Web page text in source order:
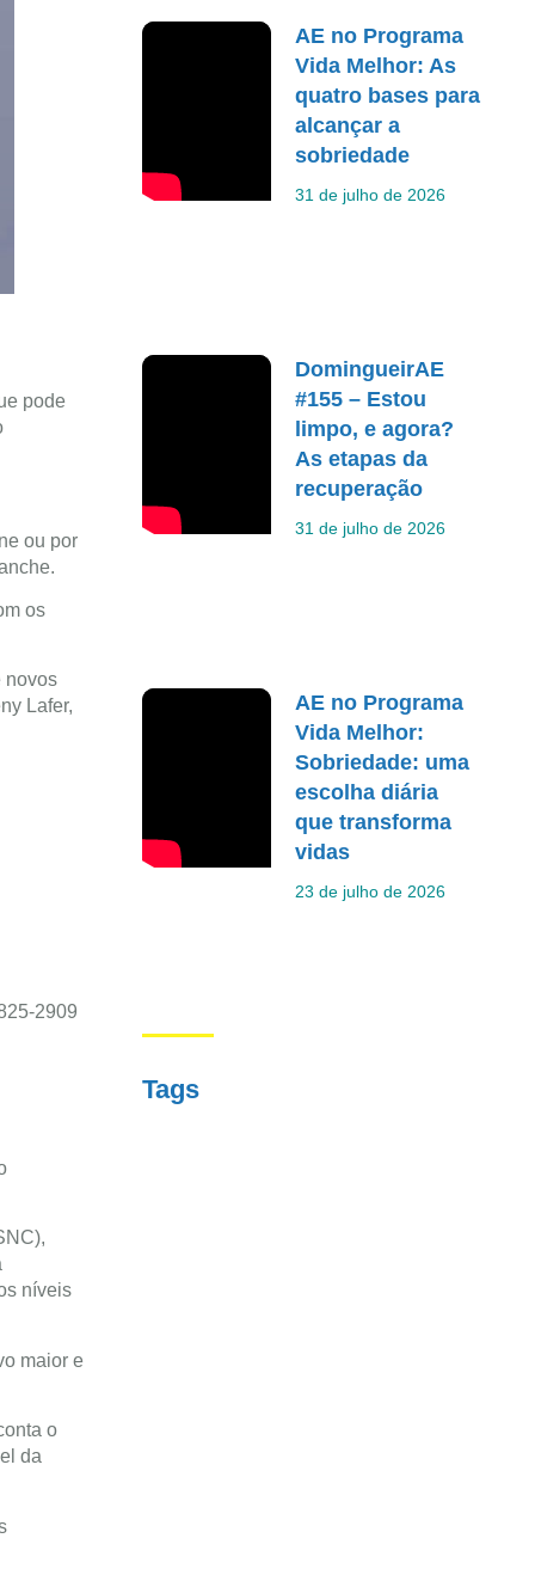
pode
ou por
os
novos
Lafer,
2909
níveis
maior e
o
da
AE no Programa
Vida Melhor: As
quatro bases para
alcançar a
sobriedade
31 de julho de 2026
DomingueirAE
#155 – Estou
limpo, e agora?
As etapas da
recuperação
31 de julho de 2026
AE no Programa
Vida Melhor:
Sobriedade: uma
escolha diária
que transforma
vidas
23 de julho de 2026
Tags